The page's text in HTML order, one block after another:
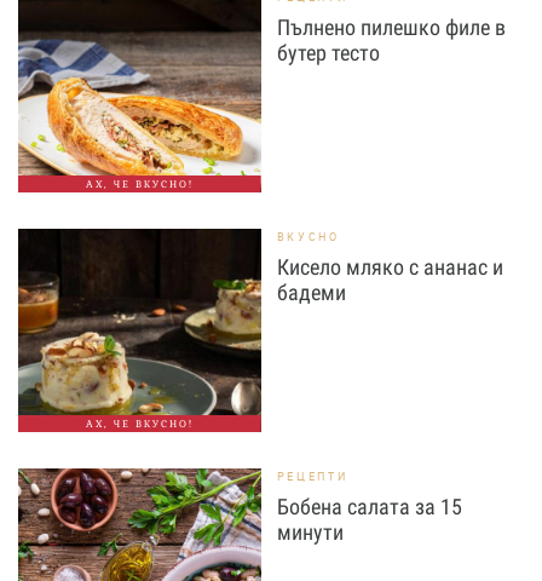
АХ, ЧЕ ВКУСНО!
Пълнено пилешко филе в
бутер тесто
АХ, ЧЕ ВКУСНО!
ВКУСНО
Кисело мляко с ананас и
бадеми
РЕЦЕПТИ
Бобена салата за 15
минути